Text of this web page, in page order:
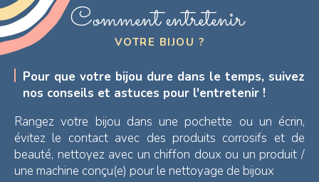
Comment entretenir
VOTRE BIJOU ?
Pour que votre bijou dure dans le temps, suivez
nos conseils et astuces pour l'entretenir !
Rangez votre bijou dans une pochette ou un écrin,
évitez le contact avec des produits corrosifs et de
beauté, nettoyez avec un chiffon doux ou un produit /
une machine conçu(e) pour le nettoyage de bijoux